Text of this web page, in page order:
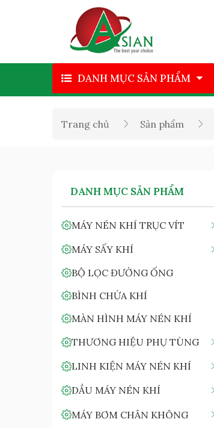
DANH MỤC SẢN PHẨM
Trang chủ Sản phẩm
DANH MỤC SẢN PHẨM
MÁY NÉN KHÍ TRỤC VÍT
MÁY SẤY KHÍ
BỘ LỌC ĐƯỜNG ỐNG
BÌNH CHỨA KHÍ
MÀN HÌNH MÁY NÉN KHÍ
THƯƠNG HIỆU PHỤ TÙNG
LINH KIỆN MÁY NÉN KHÍ
DẦU MÁY NÉN KHÍ
MÁY BƠM CHÂN KHÔNG